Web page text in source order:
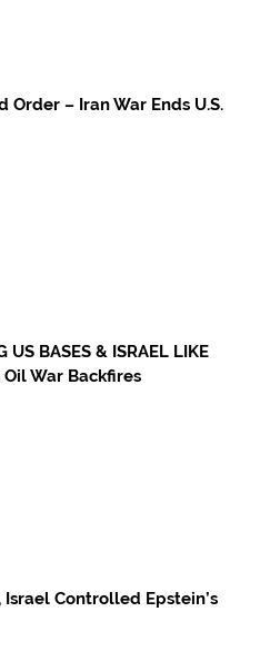
– Iran War Ends U.S.
BASES & ISRAEL LIKE
Oil War Backfires
Controlled Epstein’s